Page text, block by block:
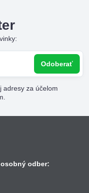
Odoberať
adresy za účelom
odber: